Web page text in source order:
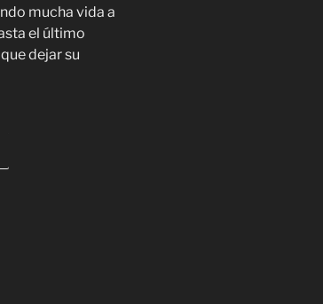
mucha vida a
el último
dejar su